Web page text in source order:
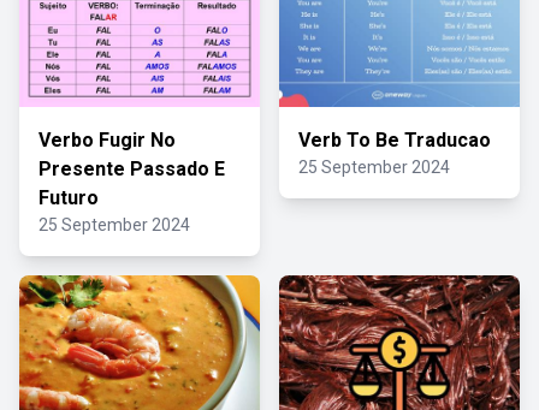
Verbo Fugir No
Presente Passado E
Futuro
25 September 2024
Verb To Be Traducao
25 September 2024